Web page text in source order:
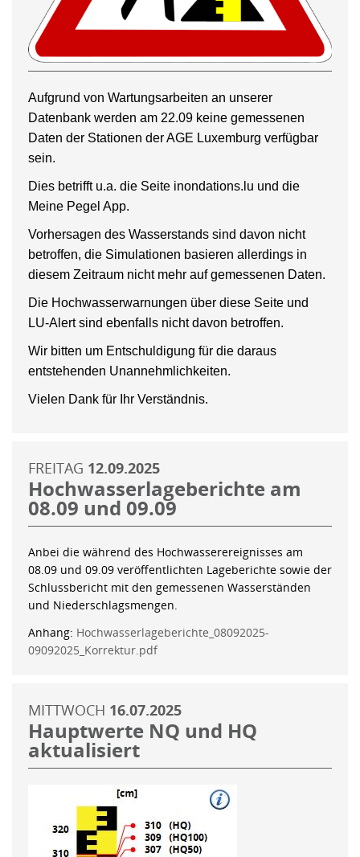
Aufgrund von Wartungsarbeiten an unserer
Datenbank werden am 22.09 keine gemessenen
Daten der Stationen der AGE Luxemburg verfügbar
sein.
Dies betrifft u.a. die Seite inondations.lu und die
Meine Pegel App.
Vorhersagen des Wasserstands sind davon nicht
betroffen, die Simulationen basieren allerdings in
diesem Zeitraum nicht mehr auf gemessenen Daten.
Die Hochwasserwarnungen über diese Seite und
LU-Alert sind ebenfalls nicht davon betroffen.
Wir bitten um Entschuldigung für die daraus
entstehenden Unannehmlichkeiten.
Vielen Dank für Ihr Verständnis.
FREITAG 12.09.2025
Hochwasserlageberichte am
08.09 und 09.09
Anbei die während des Hochwasserereignisses am
08.09 und 09.09 veröffentlichten Lageberichte sowie der
Schlussbericht mit den gemessenen Wasserständen
und Niederschlagsmengen.
Anhang: Hochwasserlageberichte_08092025-
09092025_Korrektur.pdf
MITTWOCH 16.07.2025
Hauptwerte NQ und HQ
aktualisiert